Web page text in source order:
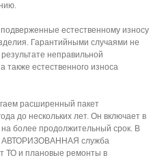
естественному износу
Гарантийными случаями не
неправильной
также естественного износа
расширенный пакет
до нескольких лет. Он включает в
на более продолжительный срок. В
АВТОРИЗОВАННАЯ служба
ТО и плановые ремонты в